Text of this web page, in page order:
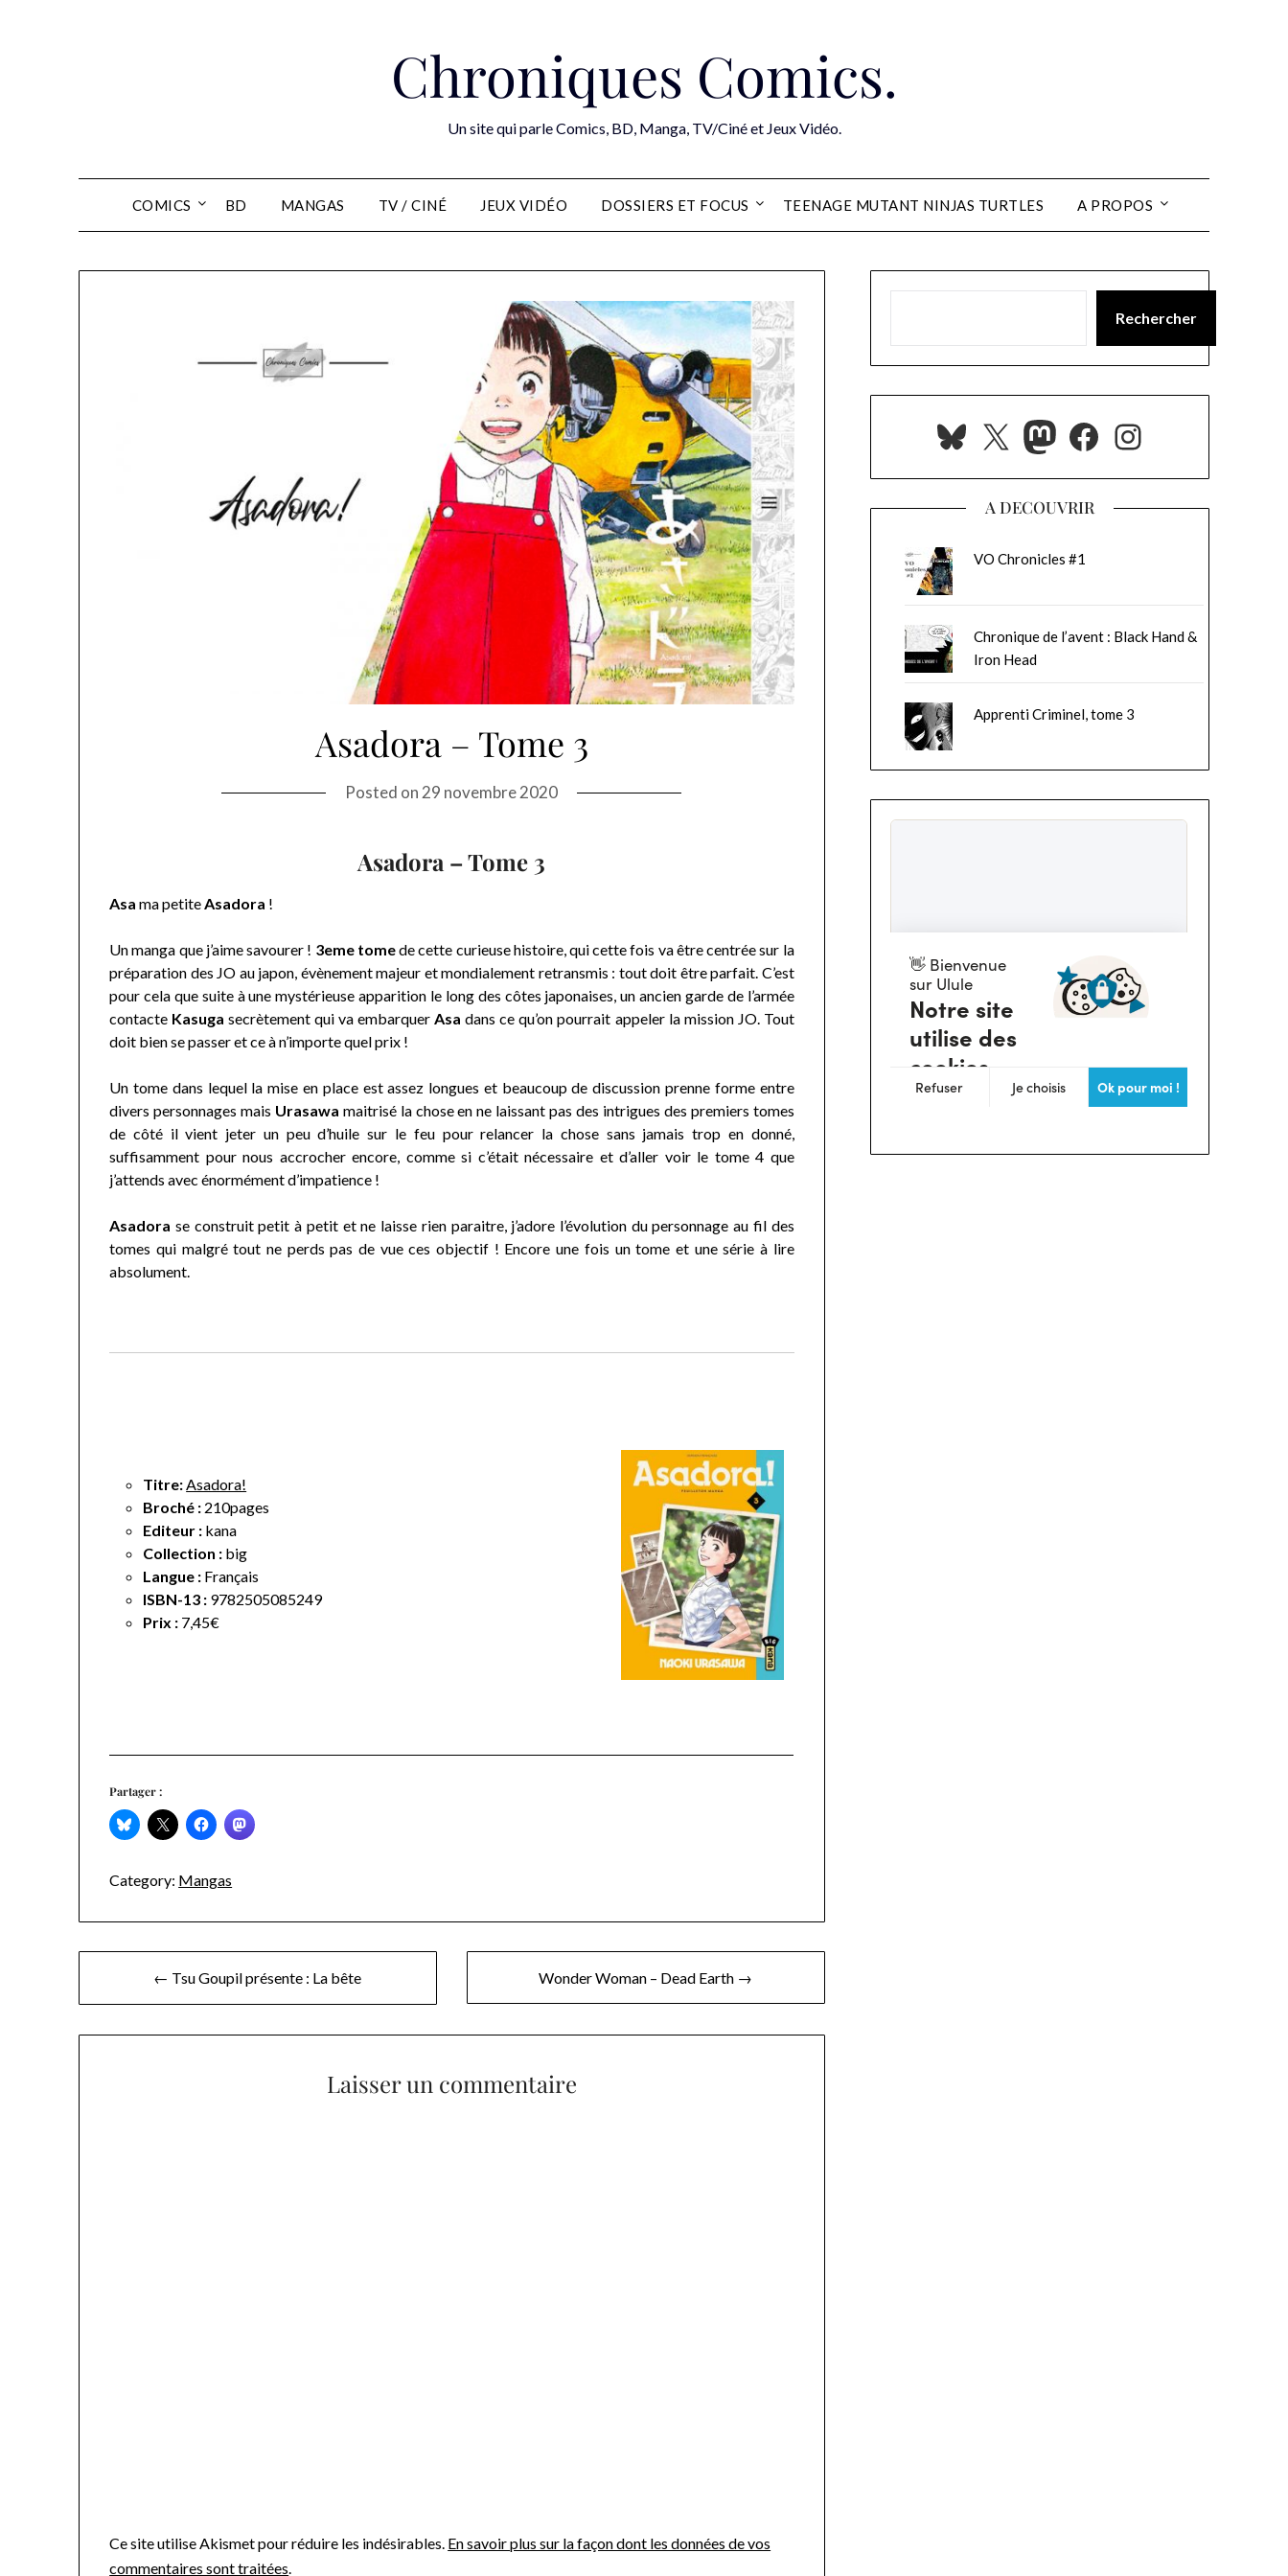
Chroniques Comics.
Un site qui parle Comics, BD, Manga, TV/Ciné et Jeux Vidéo.
COMICS BD MANGAS TV / CINÉ JEUX VIDÉO DOSSIERS ET FOCUS TEENAGE MUTANT NINJAS TURTLES A PROPOS
Asadora – Tome 3
Posted on 29 novembre 2020
Asadora – Tome 3
Asa ma petite Asadora !
Un manga que j’aime savourer ! 3eme tomede cette curieuse histoire, qui cette fois va être centrée sur la
préparation des JO au japon, évènement majeur et mondialement retransmis : tout doit être parfait. C’est
pour cela que suite à une mystérieuse apparition le long des côtes japonaises, un ancien garde de l’armée
contacte Kasuga secrètement qui va embarquer Asa dans ce qu’on pourrait appeler la mission JO. Tout
doit bien se passer et ce à n’importe quel prix !
Un tome dans lequel la mise en place est assez longues et beaucoup de discussion prenne forme entre
divers personnages mais Urasawa maitrisé la chose en ne laissant pas des intrigues des premiers tomes
de côté il vient jeter un peu d’huile sur le feu pour relancer la chose sans jamais trop en donné,
suffisamment pour nous accrocher encore, comme si c’était nécessaire et d’aller voir le tome 4 que
j’attends avec énormément d’impatience !
Asadora se construit petit à petit et ne laisse rien paraitre, j’adore l’évolution du personnage au fil des
tomes qui malgré tout ne perds pas de vue ces objectif ! Encore une fois un tome et une série à lire
absolument.
Titre: Asadora!
Broché : 210pages
Editeur : kana
Collection : big
Langue : Français
ISBN-13 : 9782505085249
Prix : 7,45€
Partager :
Category: Mangas
Navigation
de
l’article
← Tsu Goupil présente : La bête Wonder Woman – Dead Earth →
Laisser un commentaire
Ce site utilise Akismet pour réduire les indésirables. En savoir plus sur la façon dont les données de vos
commentaires sont traitées.
Rechercher
Bluesky
X Mastodon
Facebook
Instagram
A DECOUVRIR
VO Chronicles #1
Chronique de l’avent : Black Hand &
Iron Head
Apprenti Criminel, tome 3